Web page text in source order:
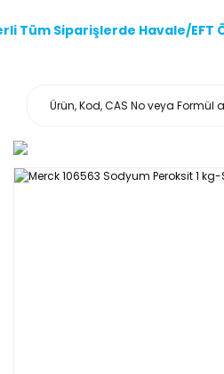
Tüm Siparişlerde Havale/EFT